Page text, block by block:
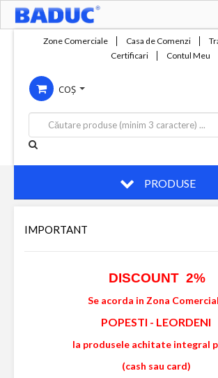
Compania
Servicii
Productie
Contact
Zone Comerciale Casa de Comenzi
Certificari
Contul Meu
COȘ
PRODUSE
IMPORTANT
DISCOUNT 2%
Se acorda in Zona
POPESTI - LEORDENI
la produsele achitate integral
(cash sau card)